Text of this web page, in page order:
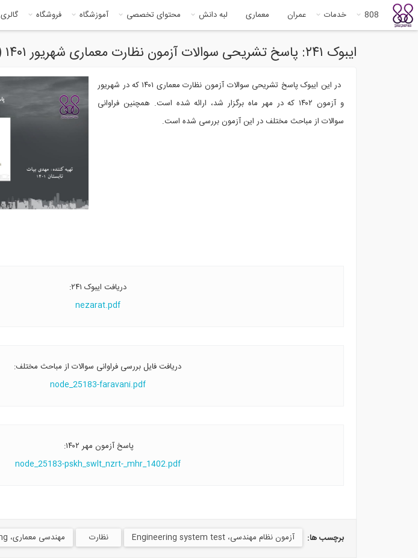
808 خدمات عمران معماری لبه دانش محتوای تخصصی آموزشگاه فروشگاه گالری
ایبوک ۲۴۱: پاسخ تشریحی سوالات آزمون نظارت معماری شهریور ۱۴۰۱ (آپدیت مهر ۱۴۰۲)
در این ایبوک پاسخ تشریحی سوالات آزمون نظارت معماری ۱۴۰۱ که در شهریور
و آزمون ۱۴۰۲ که در مهر ماه برگزار شد، ارائه شده است. همچنین فراوانی
سوالات از مباحث مختلف در این آزمون بررسی شده است.
دریافت ایبوک ۲۴۱:
nezarat.pdf
دریافت فایل بررسی فراوانی سوالات از مباحث مختلف:
node_25183-faravani.pdf
پاسخ آزمون مهر ۱۴۰۲:
node_25183-pskh_swlt_nzrt-_mhr_1402.pdf
برچسب ها: آزمون نظام مهندسی، Engineering system test نظارت مهندسی معماری، Architectural Engineering